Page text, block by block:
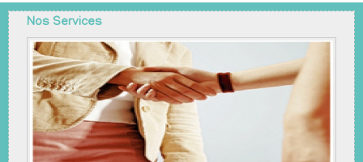
Nos Services